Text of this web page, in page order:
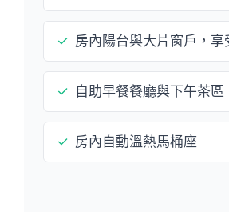
✓ 房內陽台與大片窗戶，享
✓ 自助早餐餐廳與下午茶區
✓ 房內自動溫熱馬桶座